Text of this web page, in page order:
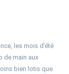
les mois d’été
de main aux
bien lotis que